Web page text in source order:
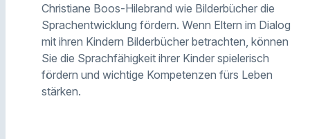
Christiane Boos-Hilebrand wie Bilderbücher die
Sprachentwicklung fördern. Wenn Eltern im Dialog
mit ihren Kindern Bilderbücher betrachten, können
Sie die Sprachfähigkeit ihrer Kinder spielerisch
fördern und wichtige Kompetenzen fürs Leben
stärken.